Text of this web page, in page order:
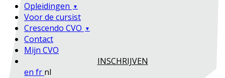
Opleidingen
Voor de cursist
Crescendo CVO
Contact
Mijn CVO
INSCHRIJVEN
en fr nl